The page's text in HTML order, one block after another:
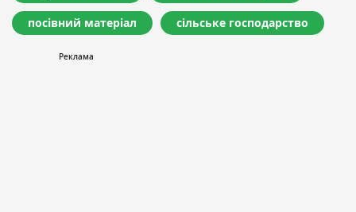
посівний матеріал сільське господарство